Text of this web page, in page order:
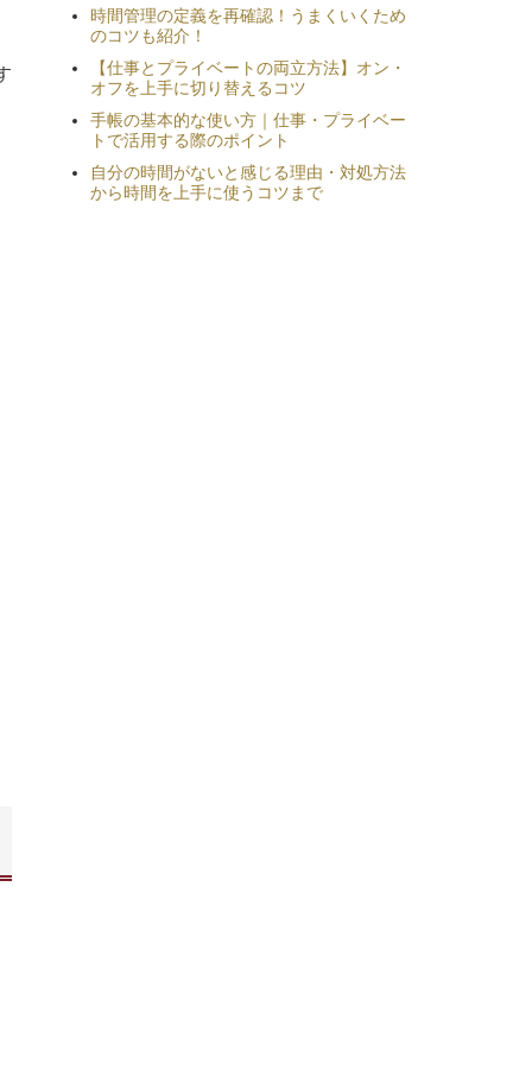
時間管理の定義を再確認！うまくいくため
のコツも紹介！
【仕事とプライベートの両立方法】オン・
オフを上手に切り替えるコツ
手帳の基本的な使い方｜仕事・プライベー
トで活用する際のポイント
自分の時間がないと感じる理由・対処方法
から時間を上手に使うコツまで